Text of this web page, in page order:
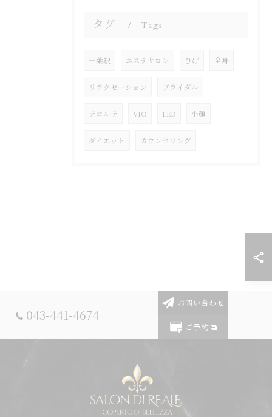
タグ Tags
千葉駅 エステサロン ひげ 全身
リラクゼーション ブライダル
デコルテ VIO LED 小顔
ダイエット カウンセリング
043-441-4674
お問い合わせ
ご予約